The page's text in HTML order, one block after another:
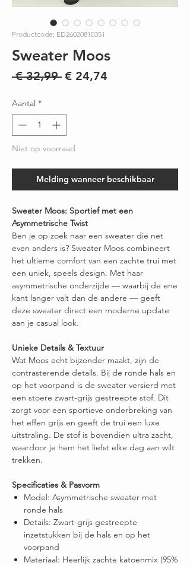
Productcode: ED26020810351
Sweater Moos
€ 32,99 Normale
€ 24,74Verkoopprijs
Aantal *
Niet op voorraad
Melding wanneer beschikbaar
Sweater Moos: Sportief met een
Asymmetrische Twist
Ben je op zoek naar een sweater die net
even anders is? Sweater Moos combineert
het ultieme comfort van een zachte trui met
een uniek, speels design. Met haar
asymmetrische onderzijde — waarbij de ene
kant langer valt dan de andere — geeft
deze sweater direct een moderne update
aan je casual look.
Unieke Details & Textuur
Wat Moos echt bijzonder maakt, zijn de
contrasterende details. Bij de ronde hals en
op het voorpand is de sweater versierd met
een stoere zwart-grijs gestreepte stof. Dit
zorgt voor een sportieve onderbreking van
het effen grijs en geeft de trui een luxe
uitstraling. De stof is bovendien ultra zacht,
waardoor je hem het liefst elke dag aan wilt
trekken.
Specificaties & Pasvorm
Model: Asymmetrische sweater met
ronde hals
Details: Zwart-grijs gestreepte
inzetstukken bij de hals en op het
voorpand
Materiaal: Heerlijk zachte katoenmix (95%